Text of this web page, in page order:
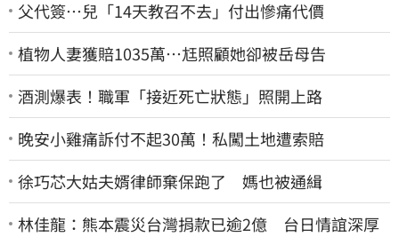
父代簽…兒「14天教召不去」付出慘痛代價
植物人妻獲賠1035萬…尪照顧她卻被岳母告
酒測爆表！職軍「接近死亡狀態」照開上路
晚安小雞痛訴付不起30萬！私闖土地遭索賠
徐巧芯大姑夫婿律師棄保跑了 媽也被通緝
林佳龍：熊本震災台灣捐款已逾2億 台日情誼深厚